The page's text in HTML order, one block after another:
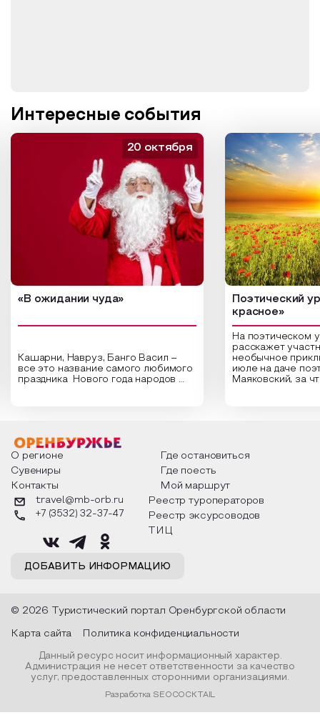
Интересные события
«В ожидании чуда»
Кашарни, Навруз, Банго Васил –
все это название самого любимого
праздника Нового года народов
о том, как встречают новый год в
разных уголках страны, какие
обряды совершают на удачу и
благополучие, в чем схожи и
различаются традиции. Кто такой
Дед Мороз и откуда он пришел, как
его называют в разных уголках
страны и как появились елочные
20 октября
Поэтический
красное»
На поэтическом
расскажет
необычное
июле на даче
Маяковский, за
Твардовского и
каждой строчке
восхищение
яркому времени
О регионе
Где остановиться
Сувениры
Где поесть
Контакты
Мой маршрут
ДОБАВИТЬ ИНФОРМАЦИЮ
travel@mb-orb.ru
+7 (3532) 32-37-47
Реестр туроператоров
Реестр эксурсоводов
ТИЦ
© 2026 Туристический портал Оренбургской области
Карта сайта Политика конфиденциальности
Данный ресурс носит информационный характер.
Администрация не несет ответственности за качество
услуг, предоставленных сторонними организациями.
Разработка SEOCOCKTAIL